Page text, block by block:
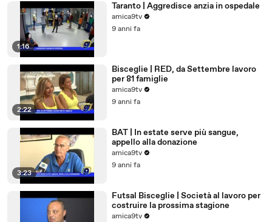
1:16
Taranto | Aggredisce anzia in ospedale
amica9tv
9 anni fa
2:22
Bisceglie | RED, da Settembre lavoro
per 81 famiglie
amica9tv
9 anni fa
3:23
BAT | In estate serve più sangue,
appello alla donazione
amica9tv
9 anni fa
Futsal Bisceglie | Società al lavoro per
costruire la prossima stagione
amica9tv